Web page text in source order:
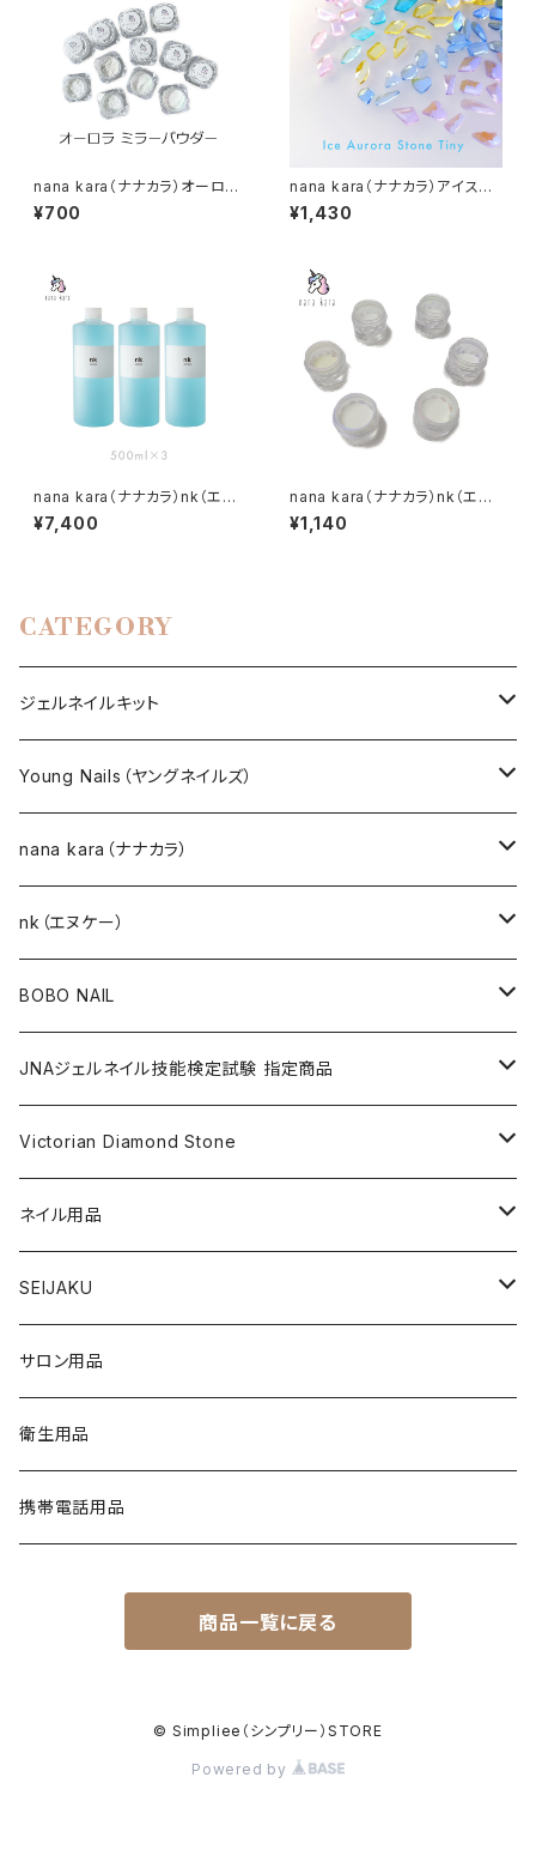
nana kara（ナナカラ）オーロラ
ミラーパウダー
¥700
nana kara（ナナカラ）アイスオ
ーロラストーン タイニー
¥1,430
nana kara（ナナカラ）nk（エヌ
ケー）ネイルプレップ 500ml 3
本セット
¥7,400
nana kara（ナナカラ）nk（エヌ
ケー）オーロラ ミラーパウダー
プロ
¥1,140
CATEGORY
ジェルネイルキット
選べるジェルネイルキット
ネイルアート作成キット
Young Nails（ヤングネイルズ）
BEST SELLERS（ベストセラー）
KITS（キット）
ACRYLIC（アクリル）
ACRYLIC POWDER（アクリルパウダー）
NAIL LIQUID（ネイルリキッド）
DIP & COLOR ACRYLIC POWDERS
DIP AND COLOR ACRYLIC POWDERS
KITS（キット）
GEL（ジェル）
SYNERGY GEL（シナジージェル）
PRECISION GEL APPLICATORS
CURING LIGHT（硬化ライト）
ACCESSORIES（アクセサリー）
E-FILE & BITS（電子ファイルとビット）
DUST COLLECTOR（集塵機）
FULL COVER TIPS（フルカバーネイルチップ）
NAIL POLISH（ネイルポリッシュ）
YN NAIL POLISH（ネイルポリッシュ）
YN CONVERSIONS（別のヤングネイルズ）
NAIL ART（ネイルアート）
YN ART GLITTERS（アートグリッター）
YN ART MYLARS（アートマイラー）
YN ART FOILS（アートホイル）
GEL PAINT（ジェルペイント）
PREPS & TREATMENTS
BRUSH CAP（ブラシキャップ）
nana kara（ナナカラ）
GEL NAIL
nana kara [3g] （ナナカラ）
nana kara petit [1g] （ナナカラ プチ）
フィルインジェル
クリアジェル
NAIL ART
ネイルパーツ
ネイルストーンパーツ
NAIL TIPS
NAIL TOOL
ブラシ
ネイルファイル
NAIL PREPS
LED/UVライト
nk（エヌケー）
GEL NAIL
3Dジェル
ベースジェル
NAIL ART
ネイルパーツ
パウダー
NAIL TOOL
フットファイル
NAIL PREPS
BOBO NAIL
セット
単品
JNAジェルネイル技能検定試験 指定商品
クリアジェル
カラージェル 赤指定色
Victorian Diamond Stone
50粒入り
1,440粒入り（大容量）
スノーフレイクシリーズ
ビジューシリーズ
ネイル用品
コリンスキー アクリルブラシ
浦和工業・ウラワ（URAWA）
スワロフスキー
Twinkle Cap（トゥインクルキャップ）
SEIJAKU
SHIRT
T-SHIRT
サロン用品
衛生用品
携帯電話用品
商品一覧に戻る
© Simpliee（シンプリー）STORE
Powered by